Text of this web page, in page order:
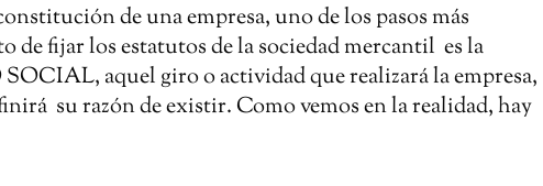
de una empresa, uno de los pasos más
de fijar los estatutos de la sociedad mercantil es la
aquel giro o actividad que realizará la empresa,
su razón de existir. Como vemos en la realidad, hay